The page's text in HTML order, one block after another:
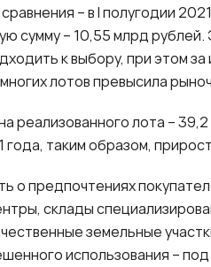
– вIполугодии
сумму – 10,55 млрд
к выбору, при этом
лотов превысила
реализованного лота –
таким образом,
о предпочтениях
склады
земельные
использования –